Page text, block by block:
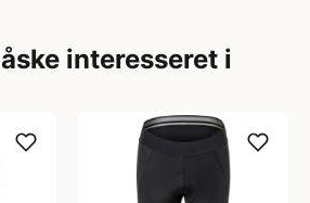
interesseret i